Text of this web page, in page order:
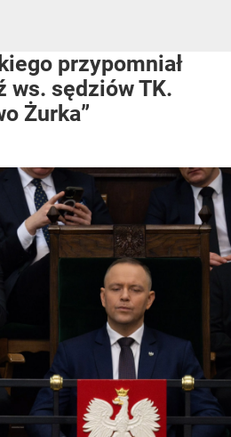
przypomniał
ws. sędziów TK.
Żurka”